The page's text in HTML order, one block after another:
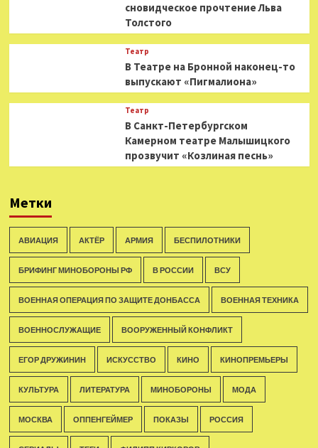
сновидческое прочтение Льва
Толстого
Театр
В Театре на Бронной наконец-то
выпускают «Пигмалиона»
Театр
В Санкт-Петербургском
Камерном театре Малышицкого
прозвучит «Козлиная песнь»
Метки
АВИАЦИЯ АКТЁР АРМИЯ БЕСПИЛОТНИКИ
БРИФИНГ МИНОБОРОНЫ РФ В РОССИИ ВСУ
ВОЕННАЯ ОПЕРАЦИЯ ПО ЗАЩИТЕ ДОНБАССА ВОЕННАЯ ТЕХНИКА
ВОЕННОСЛУЖАЩИЕ ВООРУЖЕННЫЙ КОНФЛИКТ
ЕГОР ДРУЖИНИН ИСКУССТВО КИНО КИНОПРЕМЬЕРЫ
КУЛЬТУРА ЛИТЕРАТУРА МИНОБОРОНЫ МОДА
МОСКВА ОППЕНГЕЙМЕР ПОКАЗЫ РОССИЯ